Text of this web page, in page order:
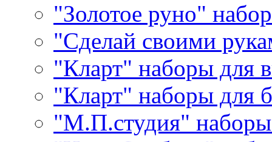
"Золотое руно"
"Сделай своими
"Кларт" наборы для
"Кларт" наборы для
"М.П.студия"